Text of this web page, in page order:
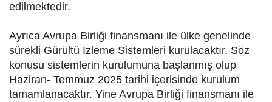
edilmektedir.
Ayrıca Avrupa Birliği finansmanı ile ülke genelinde
sürekli Gürültü İzleme Sistemleri kurulacaktır. Söz
konusu sistemlerin kurulumuna başlanmış olup
Haziran- Temmuz 2025 tarihi içerisinde kurulum
tamamlanacaktır. Yine Avrupa Birliği finansmanı ile